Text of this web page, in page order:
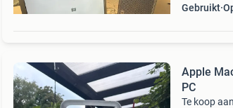
Gebruikt
Apple
PC
Te koop